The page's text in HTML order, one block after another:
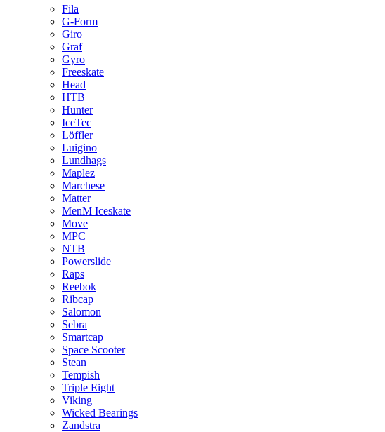
Fila
G-Form
Giro
Graf
Gyro
Freeskate
Head
HTB
Hunter
IceTec
Löffler
Luigino
Lundhags
Maplez
Marchese
Matter
MenM Iceskate
Move
MPC
NTB
Powerslide
Raps
Reebok
Ribcap
Salomon
Sebra
Smartcap
Space Scooter
Stean
Tempish
Triple Eight
Viking
Wicked Bearings
Zandstra